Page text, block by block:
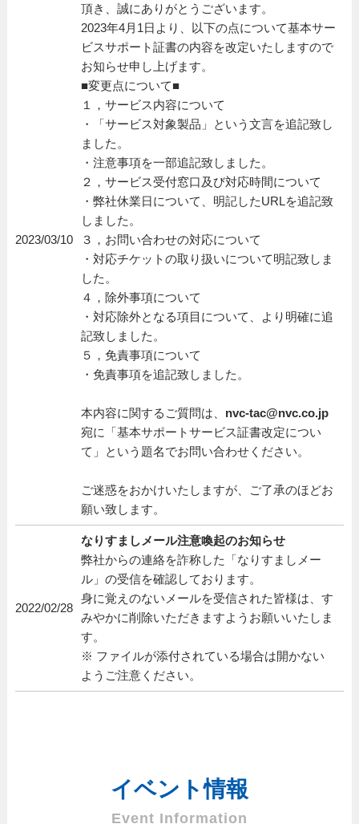
2023/03/10
頂き、誠にありがとうございます。
2023年4月1日より、以下の点について基本サー
ビスサポート証書の内容を改定いたしますので
お知らせ申し上げます。
■変更点について■
１，サービス内容について
・「サービス対象製品」という文言を追記致し
ました。
・注意事項を一部追記致しました。
２，サービス受付窓口及び対応時間について
・弊社休業日について、明記したURLを追記致
しました。
３，お問い合わせの対応について
・対応チケットの取り扱いについて明記致しま
した。
４，除外事項について
・対応除外となる項目について、より明確に追
記致しました。
５，免責事項について
・免責事項を追記致しました。
本内容に関するご質問は、 nvc-tac@nvc.co.jp
宛に「基本サポートサービス証書改定につい
て」という題名でお問い合わせください。
ご迷惑をおかけいたしますが、ご了承のほどお
願い致します。
2022/02/28
なりすましメール注意喚起のお知らせ
弊社からの連絡を詐称した「なりすましメー
ル」の受信を確認しております。
身に覚えのないメールを受信された皆様は、す
みやかに削除いただきますようお願いいたしま
す。
※ ファイルが添付されている場合は開かない
ようご注意ください。
イベント情報
Event Information